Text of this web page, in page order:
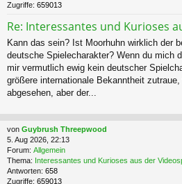
Zugriffe: 659013
Re: Interessantes und Kurioses
Kann das sein? Ist Moorhuhn wirklich der
deutsche Spielecharakter? Wenn du mich
mir vermutlich ewig kein deutscher
größere internationale Bekanntheit
abgesehen, aber der...
von Guybrush Threepwood
5. Aug 2026, 22:13
Forum: Allgemein
Thema: Interessantes und Kurioses aus der
Antworten: 658
Zugriffe: 659013